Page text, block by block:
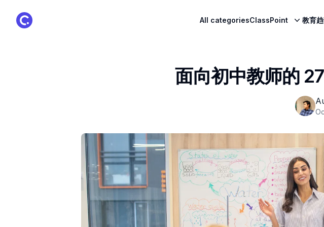
ClassPoint Logo All categoriesClassPoint 教育
面向初中教师的